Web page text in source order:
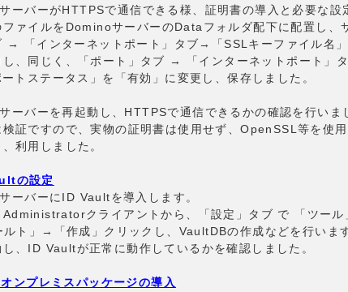
ーバーがHTTPSで通信できる様、証明書の導入と必要な設
ファイルをDominoサーバーのDataフォルダ配下に配置し、
→ 「インターネットポート」タブ→「SSLキーファイル名
し、同じく、「ポート」タブ → 「インターネットポート」
ートステータス」を「有効」に変更し、保存しました。
ーバーを再起動し、HTTPSで通信できるかの確認を行いま
証ですので、実物の証明書は使用せず、OpenSSL等を使
利用しました。
の設定
ーバーにID Vaultを導入します。
クライアントから、「設定」タブ で 「ツール
ルト」→「作成」クリックし、VaultDBの作成などを行いま
し、ID Vaultが正常に動作しているかを確認しました。
ンプレミスパッケージの導入